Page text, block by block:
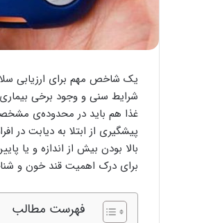
یک شاخص مهم برای ارزیابی
شرایط سنی و وجود برخی
غذا هم باید در محدوده‌ی
پیشگیری از ابتلا به دیابت در
بالا بودن بیش از اندازه و یا
برای درک اهمیت قند خون و
فهرست مطالب